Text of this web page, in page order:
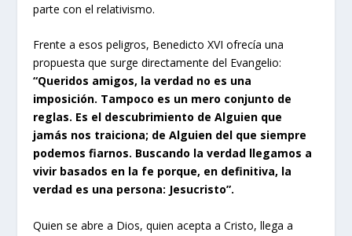
parte con el relativismo.
Frente a esos peligros, Benedicto XVI ofrecía una
propuesta que surge directamente del Evangelio:
“Queridos amigos, la verdad no es una
imposición. Tampoco es un mero conjunto de
reglas. Es el descubrimiento de Alguien que
jamás nos traiciona; de Alguien del que siempre
podemos fiarnos. Buscando la verdad llegamos a
vivir basados en la fe porque, en definitiva, la
verdad es una persona: Jesucristo”.
Quien se abre a Dios, quien acepta a Cristo, llega a